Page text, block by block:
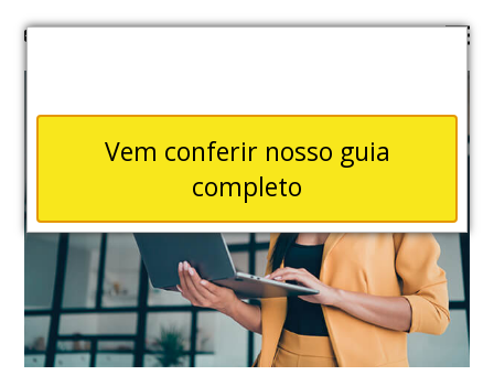
Vem conferir nosso guia
completo